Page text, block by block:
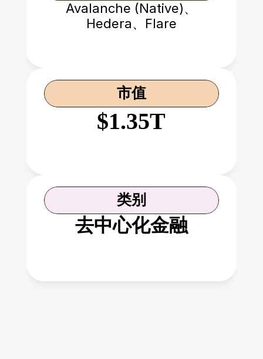
Avalanche (Native)、
Hedera、Flare
市值
$1.35T
类别
去中心化金融